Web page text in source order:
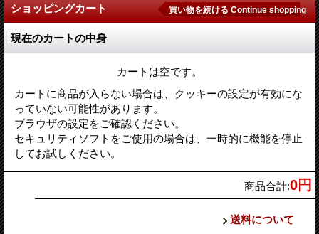
ショッピングカート 買い物を続ける Continue shopping
現在のカートの中身
カートは空です。
カートに商品が入らない場合は、クッキーの設定が有効にな
っていない可能性があります。
ブラウザの設定をご確認ください。
セキュリティソフトをご使用の場合は、一時的に機能を停止
してお試しください。
商品合計:0円
送料について